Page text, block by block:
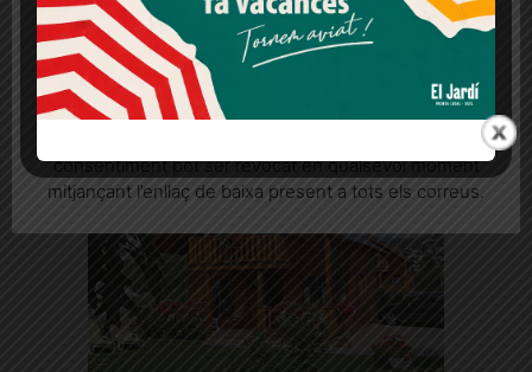
però s'ha posposat sine die per l'incident a tocar de les obres
Més informació Acceptar Rebutjar tot
Quan l’usuari crea un compte al Diari el Jardí, dona el
seu consentiment explícit per rebre comunicacions
consentiment pot ser revocat en qualsevol moment
mitjançant l’enllaç de baixa present a tots els correus.